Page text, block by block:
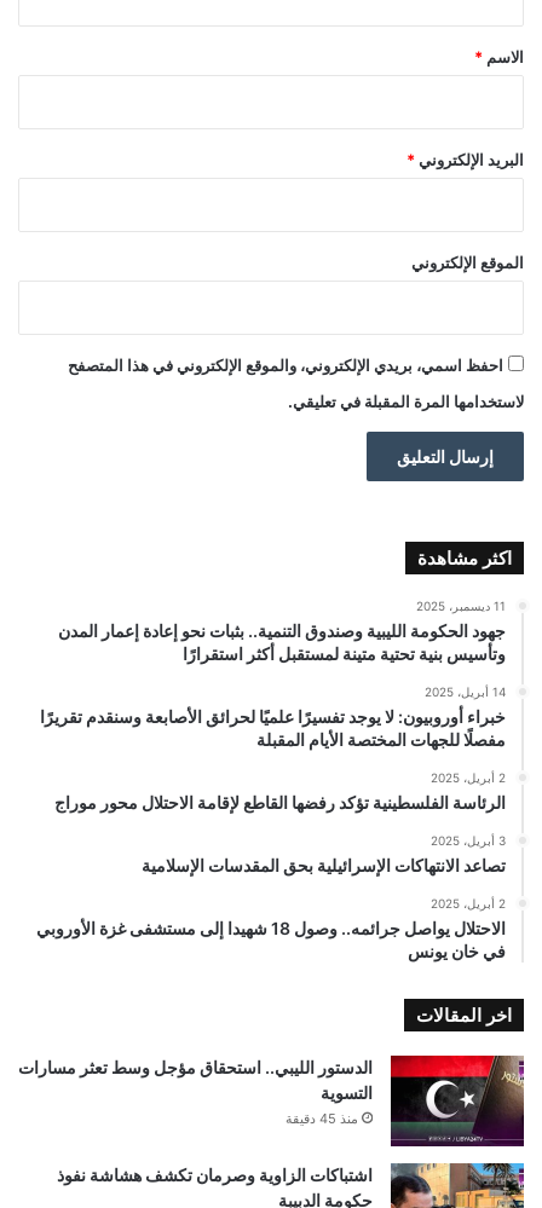
*
الاسم *
البريد الإلكتروني *
الموقع الإلكتروني
احفظ اسمي، بريدي الإلكتروني، والموقع الإلكتروني في هذا المتصفح
لاستخدامها المرة المقبلة في تعليقي.
اكثر مشاهدة
11 ديسمبر، 2025
جهود الحكومة الليبية وصندوق التنمية.. بثبات نحو إعادة إعمار المدن
وتأسيس بنية تحتية متينة لمستقبل أكثر استقرارًا
14 أبريل، 2025
خبراء أوروبيون: لا يوجد تفسيرًا علميًا لحرائق الأصابعة وسنقدم تقريرًا
مفصلًا للجهات المختصة الأيام المقبلة
2 أبريل، 2025
الرئاسة الفلسطينية تؤكد رفضها القاطع لإقامة الاحتلال محور موراج
3 أبريل، 2025
تصاعد الانتهاكات الإسرائيلية بحق المقدسات الإسلامية
2 أبريل، 2025
الاحتلال يواصل جرائمه.. وصول 18 شهيدا إلى مستشفى غزة الأوروبي
في خان يونس
اخر المقالات
الدستور الليبي.. استحقاق مؤجل وسط تعثر مسارات
التسوية
منذ 45 دقيقة
اشتباكات الزاوية وصرمان تكشف هشاشة نفوذ
حكومة الدبيبة